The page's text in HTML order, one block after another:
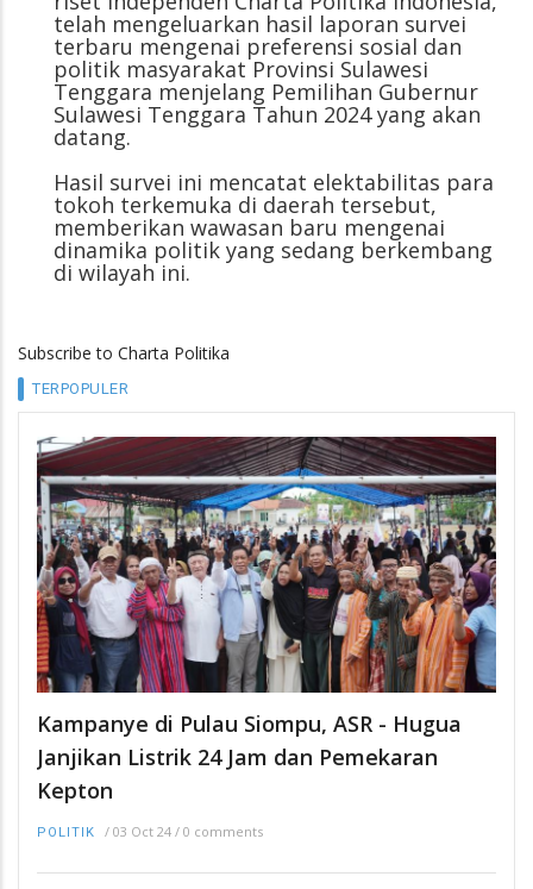
telah mengeluarkan hasil laporan survei
terbaru mengenai preferensi sosial dan
politik masyarakat Provinsi Sulawesi
Tenggara menjelang Pemilihan Gubernur
Sulawesi Tenggara Tahun 2024 yang akan
datang.
Hasil survei ini mencatat elektabilitas para
tokoh terkemuka di daerah tersebut,
memberikan wawasan baru mengenai
dinamika politik yang sedang berkembang
di wilayah ini.
Subscribe to Charta Politika
TERPOPULER
Kampanye di Pulau Siompu, ASR - Hugua
Janjikan Listrik 24 Jam dan Pemekaran
Kepton
POLITIK / 03 Oct 24 / 0 comments